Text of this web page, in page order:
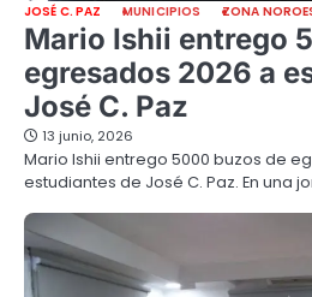
JOSÉ C. PAZ MUNICIPIOS ZONA
Mario Ishii entrego
egresados 2026 a
José C. Paz
13 junio, 2026
Mario Ishii entrego 5000 buzos de
estudiantes de José C. Paz. En una